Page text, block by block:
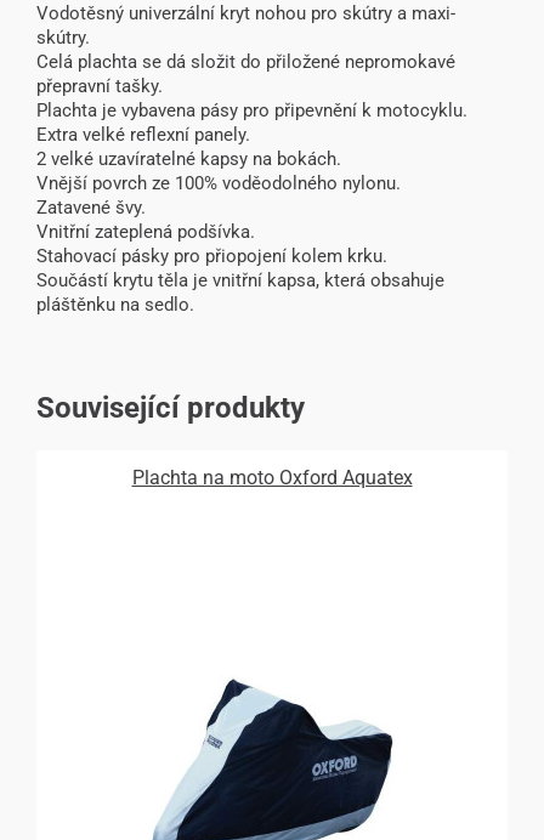
Vodotěsný univerzální kryt nohou pro skútry a maxi-
skútry.
Celá plachta se dá složit do přiložené nepromokavé
přepravní tašky.
Plachta je vybavena pásy pro připevnění k motocyklu.
Extra velké reflexní panely.
2 velké uzavíratelné kapsy na bokách.
Vnější povrch ze 100% voděodolného nylonu.
Zatavené švy.
Vnitřní zateplená podšívka.
Stahovací pásky pro přiopojení kolem krku.
Součástí krytu těla je vnitřní kapsa, která obsahuje
pláštěnku na sedlo.
Související produkty
Plachta na moto Oxford Aquatex